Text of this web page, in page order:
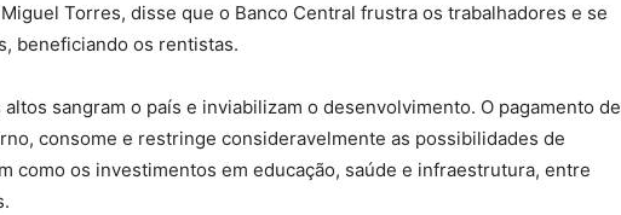
Torres, disse que o Banco Central frustra os trabalhadores e se
beneficiando os rentistas.
sangram o país e inviabilizam o desenvolvimento. O pagamento de
consome e restringe consideravelmente as possibilidades de
como os investimentos em educação, saúde e infraestrutura, entre